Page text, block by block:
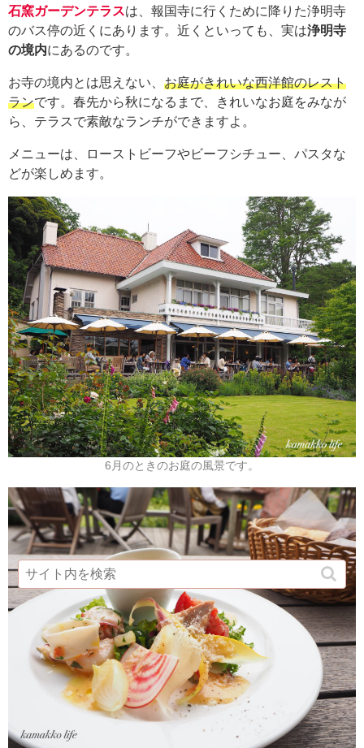
石窯ガーデンテラスは、報国寺に行くために降りた浄明寺
のバス停の近くにあります。近くといっても、実は浄明寺
の境内にあるのです。
お寺の境内とは思えない、 お庭がきれいな西洋館のレスト
ランです。春先から秋になるまで、きれいなお庭をみなが
ら、テラスで素敵なランチができますよ。
メニューは、ローストビーフやビーフシチュー、パスタな
どが楽しめます。
6月のときのお庭の風景です。